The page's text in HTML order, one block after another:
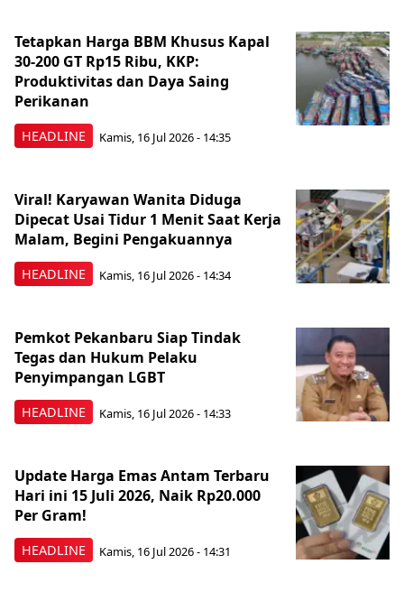
HEADLINE
Tetapkan Harga BBM Khusus Kapal
30-200 GT Rp15 Ribu, KKP:
Produktivitas dan Daya Saing
Perikanan
Kamis, 16 Jul 2026 - 14:35
HEADLINE
Viral! Karyawan Wanita Diduga
Dipecat Usai Tidur 1 Menit Saat Kerja
Malam, Begini Pengakuannya
Kamis, 16 Jul 2026 - 14:34
HEADLINE
Pemkot Pekanbaru Siap Tindak
Tegas dan Hukum Pelaku
Penyimpangan LGBT
Kamis, 16 Jul 2026 - 14:33
HEADLINE
Update Harga Emas Antam Terbaru
Hari ini 15 Juli 2026, Naik Rp20.000
Per Gram!
Kamis, 16 Jul 2026 - 14:31